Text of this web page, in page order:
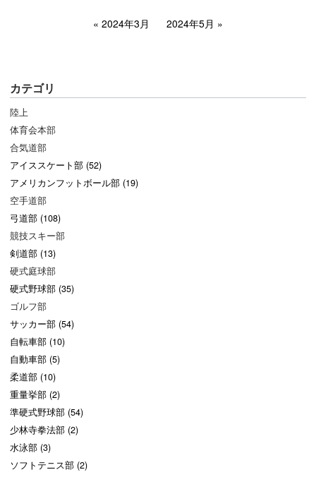
2024年3月 2024年5月
カテゴリ
陸上
体育会本部
合気道部
アイススケート部 (52)
アメリカンフットボール部 (19)
空手道部
弓道部 (108)
競技スキー部
剣道部 (13)
硬式庭球部
硬式野球部 (35)
ゴルフ部
サッカー部 (54)
自転車部 (10)
自動車部 (5)
柔道部 (10)
重量挙部 (2)
準硬式野球部 (54)
少林寺拳法部 (2)
水泳部 (3)
ソフトテニス部 (2)